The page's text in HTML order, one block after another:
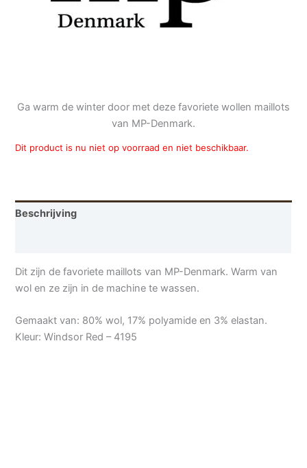
Ga warm de winter door met deze favoriete wollen maillots
van MP-Denmark.
Dit product is nu niet op voorraad en niet beschikbaar.
Beschrijving
Dit zijn de favoriete maillots van MP-Denmark. Warm van
wol en ze zijn in de machine te wassen.
Gemaakt van: 80% wol, 17% polyamide en 3% elastan.
Kleur: Windsor Red – 4195